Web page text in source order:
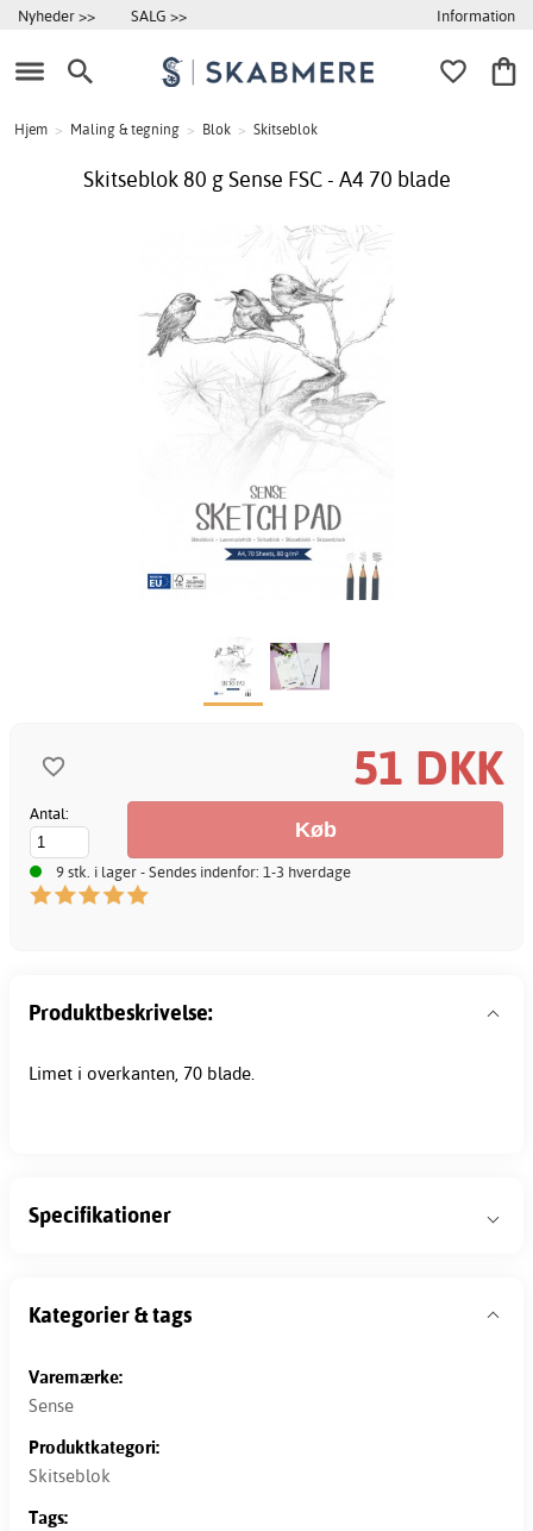
Nyheder >> SALG >> Information
Hjem > Maling & tegning > Blok > Skitseblok
Skitseblok 80 g Sense FSC - A4 70 blade
51 DKK
Antal:
9 stk. i lager - Sendes indenfor: 1-3 hverdage
Produktbeskrivelse:
Limet i overkanten, 70 blade.
Specifikationer
Kategorier & tags
Varemærke:
Sense
Produktkategori:
Skitseblok
Tags: